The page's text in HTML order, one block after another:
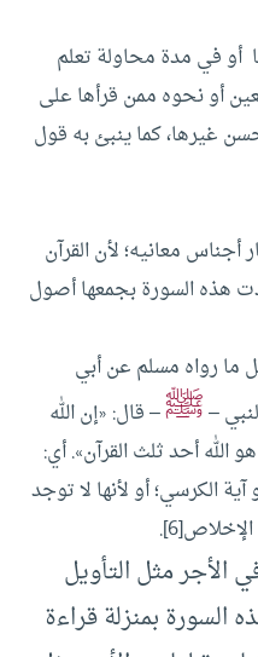
أو في مدة محاولة تعلم
أو نحوه ممن قرأها على
غيرها، كما ينبئ به قول
أجناس معانيه؛ لأن القرآن
هذه السورة بجمعها أصول
ما رواه مسلم عن أبي
–ﷺ– قال: «إن الله
الله أحد ثلث القرآن». أي:
الكرسي؛ أو لأنها لا توجد
الأجر مثل التأويل
السورة بمنزلة قراءة